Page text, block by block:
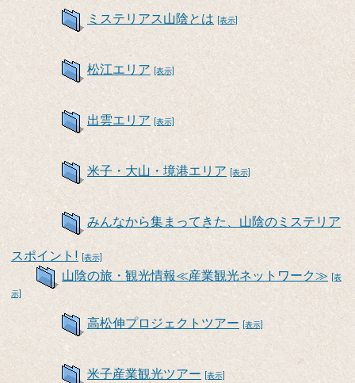
ミステリアス山陰とは [表示]
松江エリア [表示]
出雲エリア [表示]
米子・大山・境港エリア [表示]
みんなから集まってきた、山陰のミステリア
スポイント! [表示]
山陰の旅・観光情報≪産業観光ネットワーク≫
[表
示]
高松伸プロジェクトツアー [表示]
米子産業観光ツアー [表示]